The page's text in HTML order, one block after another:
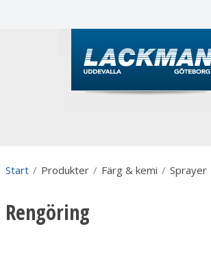
Start / Produkter / Färg & kemi / Sprayer
Rengöring